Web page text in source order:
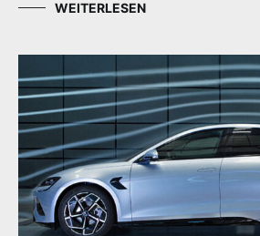
WEITERLESEN